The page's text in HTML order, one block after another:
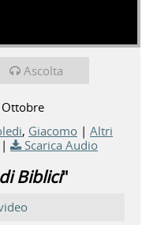
Ascolta
, Giacomo | Altri
| Scarica Audio
Biblici"